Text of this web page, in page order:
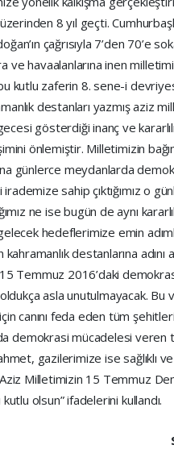
8 yıl geçti.
çağrısıyla 7’den 70’e
ve havaalanlarına inen
bu kutlu zaferin 8. sene-i
destanları yazmış aziz
gösterdiği inanç ve
önlemiştir. Milletimizin
günlerce meydanlarda
sahip çıktığımız o
ne ise bugün de aynı
hedeflerimize emin
destanlarına adını
15 Temmuz 2016’daki
asla unutulmayacak. Bu
için canını feda eden tüm
demokrasi mücadelesi veren
gazilerimize ise sağlıklı
Milletimizin 15 Temmuz
olsun” ifadelerini kullandı.